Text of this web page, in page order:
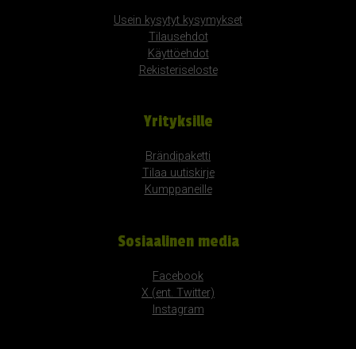
Usein kysytyt kysymykset
Tilausehdot
Käyttöehdot
Rekisteriseloste
Yrityksille
Brändipaketti
Tilaa uutiskirje
Kumppaneille
Sosiaalinen media
Facebook
X (ent. Twitter)
Instagram